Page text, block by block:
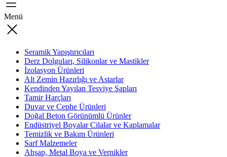
Menü
Seramik Yapıştırıcıları
Derz Dolguları, Silikonlar ve Mastikler
İzolasyon Ürünleri
Alt Zemin Hazırlığı ve Astarlar
Kendinden Yayılan Tesviye Şapları
Tamir Harçları
Duvar ve Cephe Ürünleri
Doğal Beton Görünümlü Ürünler
Endüstriyel Boyalar Cilalar ve Kaplamalar
Temizlik ve Bakım Ürünleri
Sarf Malzemeler
Ahşap, Metal Boya ve Vernikler